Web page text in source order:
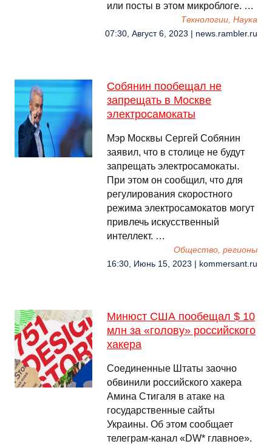
или посты в этом микроблоге. …
Технологии, Наука
07:30, Август 6, 2023 | news.rambler.ru
Собянин пообещал не
запрещать в Москве
электросамокаты
Мэр Москвы Сергей Собянин
заявил, что в столице не будут
запрещать электросамокаты.
При этом он сообщил, что для
регулирования скоростного
режима электросамокатов могут
привлечь искусственный
интеллект. …
Общество, регионы
16:30, Июнь 15, 2023 | kommersant.ru
Минюст США пообещал $ 10
млн за «голову» российского
хакера
Соединенные Штаты заочно
обвинили российского хакера
Амина Стигаля в атаке на
государственные сайты
Украины. Об этом сообщает
телеграм-канал «DW* главное».